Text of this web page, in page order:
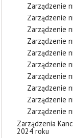
Zarządzenie
Zarządzenie
Zarządzenie
Zarządzenie
Zarządzenie
Zarządzenie
Zarządzenie
Zarządzenie
Zarządzenie
Zarządzenie
Zarządzenia
2024 roku